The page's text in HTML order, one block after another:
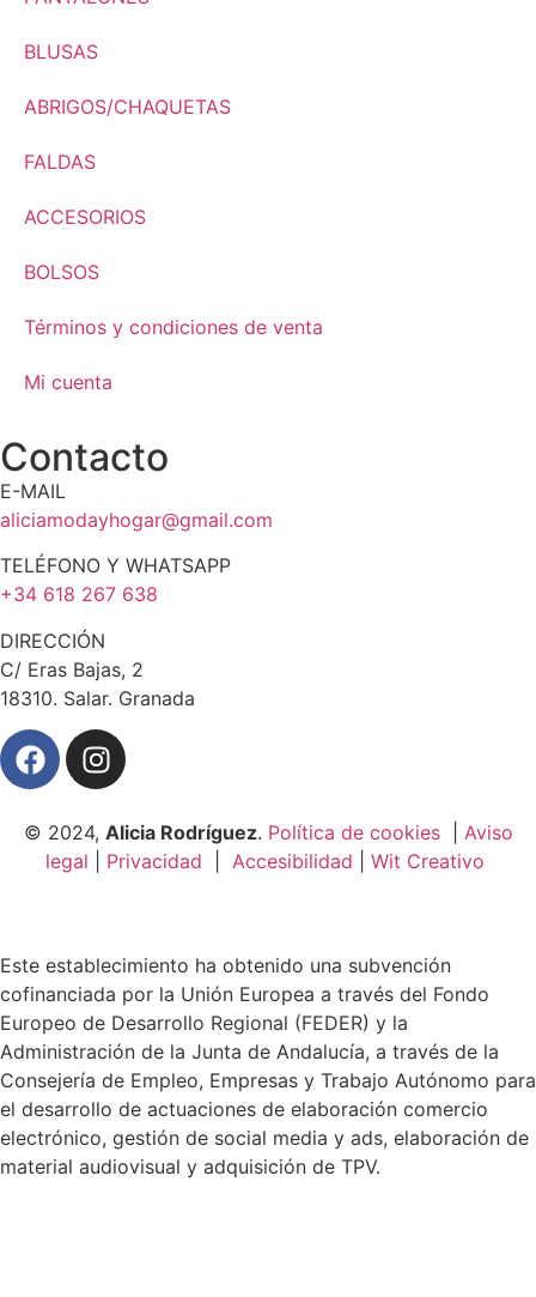
BLUSAS
ABRIGOS/CHAQUETAS
FALDAS
ACCESORIOS
BOLSOS
Términos y condiciones de venta
Mi cuenta
Contacto
E-MAIL
aliciamodayhogar@gmail.com
TELÉFONO Y WHATSAPP
+34 618 267 638
DIRECCIÓN
C/ Eras Bajas, 2
18310. Salar. Granada
© 2024, Alicia Rodríguez. Política de cookies| Aviso
legal
Privacidad Accesibilidad Wit Creativo
Este establecimiento ha obtenido una subvención
cofinanciada por la Unión Europea a través del Fondo
Europeo de Desarrollo Regional (FEDER) y la
Administración de la Junta de Andalucía, a través de la
Consejería de Empleo, Empresas y Trabajo Autónomo para
el desarrollo de actuaciones de elaboración comercio
electrónico, gestión de social media y ads, elaboración de
material audiovisual y adquisición de TPV.